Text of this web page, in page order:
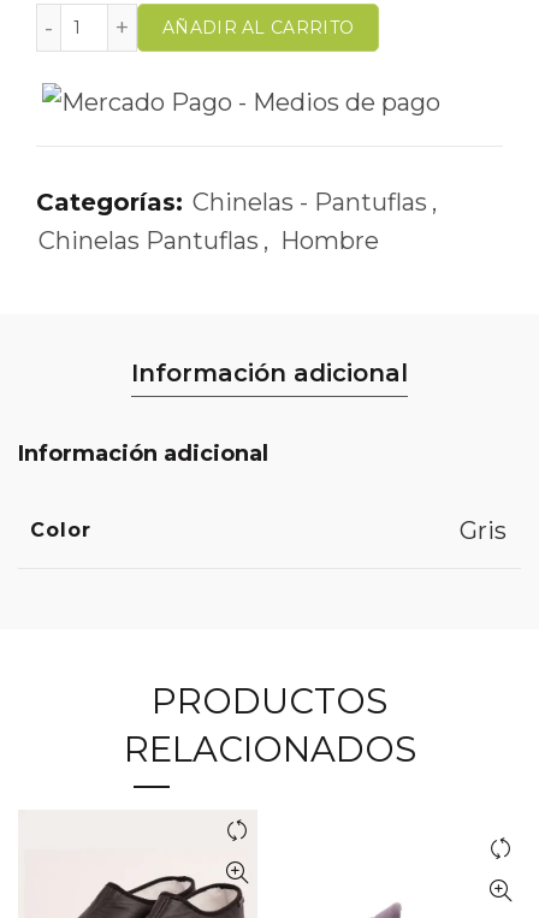
AÑADIR AL CARRITO
Categorías: Chinelas - Pantuflas ,
Chinelas Pantuflas , Hombre
Información adicional
Información adicional
Color Gris
PRODUCTOS
RELACIONADOS